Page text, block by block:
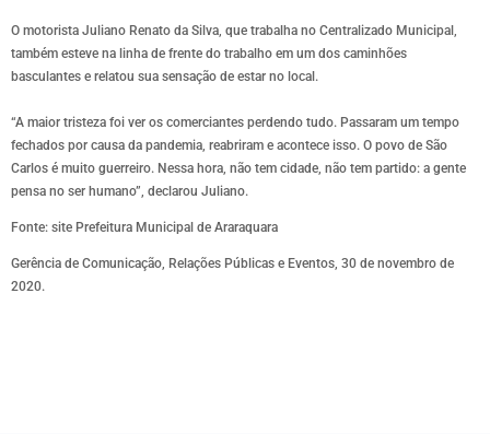
O motorista Juliano Renato da Silva, que trabalha no Centralizado Municipal,
também esteve na linha de frente do trabalho em um dos caminhões
basculantes e relatou sua sensação de estar no local.
“A maior tristeza foi ver os comerciantes perdendo tudo. Passaram um tempo
fechados por causa da pandemia, reabriram e acontece isso. O povo de São
Carlos é muito guerreiro. Nessa hora, não tem cidade, não tem partido: a gente
pensa no ser humano”, declarou Juliano.
Fonte: site Prefeitura Municipal de Araraquara
Gerência de Comunicação, Relações Públicas e Eventos, 30 de novembro de
2020.